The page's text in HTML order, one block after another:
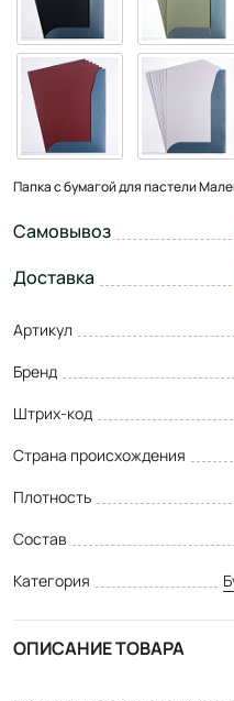
Папка с бумагой для пастели
Самовывоз
Доставка
Артикул
Бренд
Штрих-код
Страна происхождения
Плотность
Состав
Категория
ОПИСАНИЕ ТОВАРА